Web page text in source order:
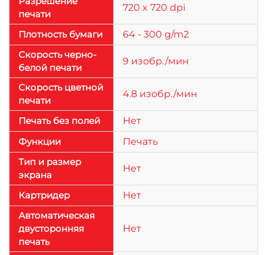
печати
720 x 720 dpi
Плотность бумаги
64 - 300 g/m2
Скорость черно-
белой печати
9 изобр./мин
Скорость цветной
печати
4.8 изобр./мин
Печать без полей
Нет
Функции
Печать
Тип и размер
экрана
Нет
Картридер
Нет
Автоматическая
двусторонняя
печать
Нет